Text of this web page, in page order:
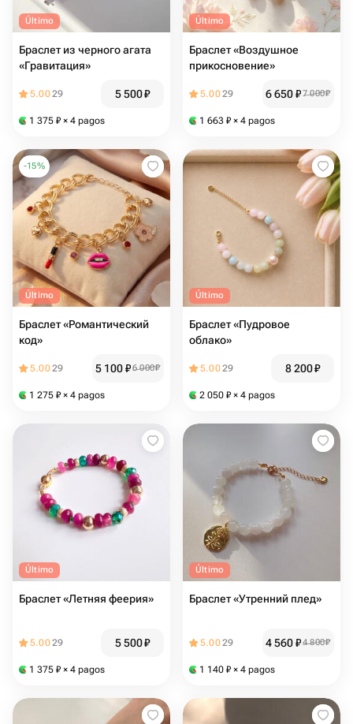
Último
Браслет из черного агата
«Гравитация»
5.0029 5 500₽
1 375 ₽ × 4 pagos
Último
Браслет «Воздушное
прикосновение»
5.0029 6 650₽7 000₽
1 663 ₽ × 4 pagos
-15%
Último
Браслет «Романтический
код»
5.0029 5 100₽6 000₽
1 275 ₽ × 4 pagos
Último
Браслет «Пудровое
облако»
5.0029 8 200₽
2 050 ₽ × 4 pagos
Último
Браслет «Летняя феерия»
5.0029 5 500₽
1 375 ₽ × 4 pagos
Último
Браслет «Утренний плед»
5.0029 4 560₽4 800₽
1 140 ₽ × 4 pagos